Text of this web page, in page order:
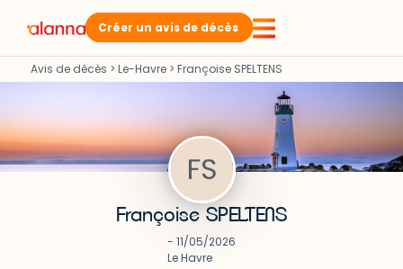
Créer un avis de décès
Avis de décès > Le-Havre > Françoise SPELTENS
Françoise SPELTENS
- 11/05/2026
Le Havre